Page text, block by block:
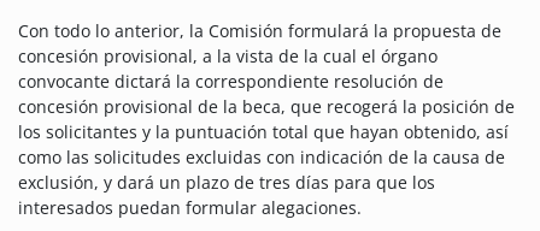
Con todo lo anterior, la Comisión formulará la propuesta de
concesión provisional, a la vista de la cual el órgano
convocante dictará la correspondiente resolución de
concesión provisional de la beca, que recogerá la posición de
los solicitantes y la puntuación total que hayan obtenido, así
como las solicitudes excluidas con indicación de la causa de
exclusión, y dará un plazo de tres días para que los
interesados puedan formular alegaciones.